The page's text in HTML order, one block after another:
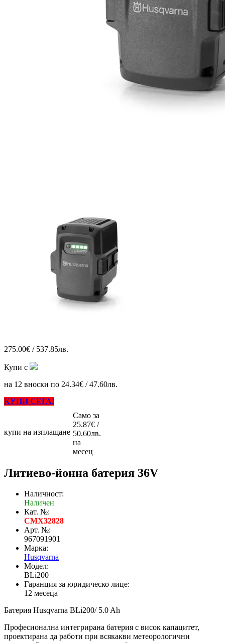
275.00€ / 537.85лв.
Купи с
на 12 вноски по 24.34€ / 47.60лв.
КУПИ СЕГА!
купи на изплащане
Само за
25.87€ /
50.60лв.
на
месец
Литиево-йонна батерия 36V
Наличност:
Наличен
Кат. №:
CMX32828
Арт. №:
967091901
Марка:
Husqvarna
Модел:
BLi200
Гаранция за юридическо лице:
12 месеца
Батерия Husqvarna BLi200/ 5.0 Ah
Професионална интегрирана батерия с висок капацитет,
проектирана да работи при всякакви метеорологични